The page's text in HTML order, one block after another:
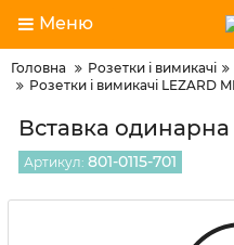
Меню
Головна Розетки і вимикачі
Розетки і вимикачі LEZARD
Вставка одинарна
Артикул: 801-0115-701